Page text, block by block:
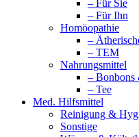
– Für Sie
– Für Ihn
Homöopathie
–
– TEM
Nahrungsmittel
– Bonbons
– Tee
Med. Hilfsmittel
Reinigung &
Sonstige